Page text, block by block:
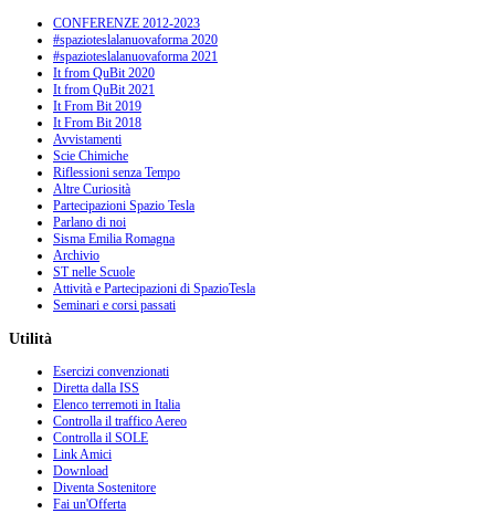
CONFERENZE 2012-2023
#spazioteslalanuovaforma 2020
#spazioteslalanuovaforma 2021
It from QuBit 2020
It from QuBit 2021
It From Bit 2019
It From Bit 2018
Avvistamenti
Scie Chimiche
Riflessioni senza Tempo
Altre Curiosità
Partecipazioni Spazio Tesla
Parlano di noi
Sisma Emilia Romagna
Archivio
ST nelle Scuole
Attività e Partecipazioni di SpazioTesla
Seminari e corsi passati
Utilità
Esercizi convenzionati
Diretta dalla ISS
Elenco terremoti in Italia
Controlla il traffico Aereo
Controlla il SOLE
Link Amici
Download
Diventa Sostenitore
Fai un'Offerta